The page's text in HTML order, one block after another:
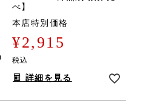
べ】
本店特別価格
¥2,915
税込
詳細を見る